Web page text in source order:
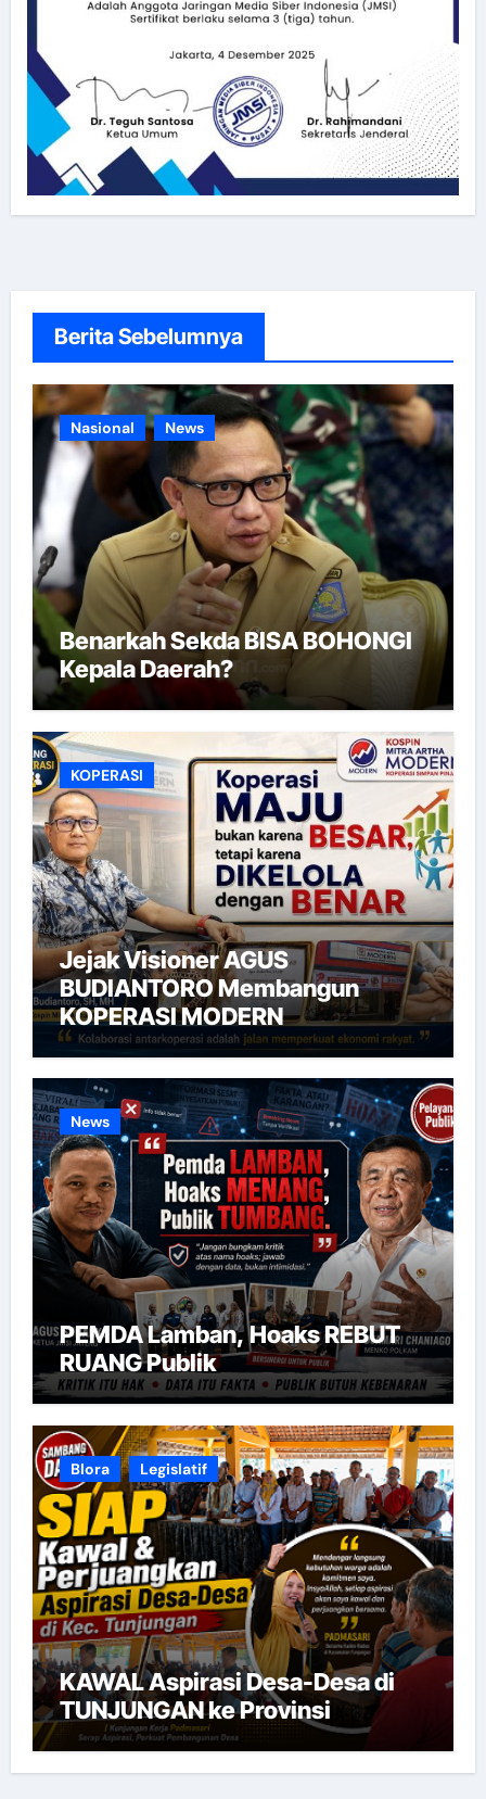
Berita Sebelumnya
Nasional News
Benarkah Sekda BISA BOHONGI
Kepala Daerah?
KOPERASI
Jejak Visioner AGUS
BUDIANTORO Membangun
KOPERASI MODERN
News
PEMDA Lamban, Hoaks REBUT
RUANG Publik
Blora Legislatif
KAWAL Aspirasi Desa-Desa di
TUNJUNGAN ke Provinsi